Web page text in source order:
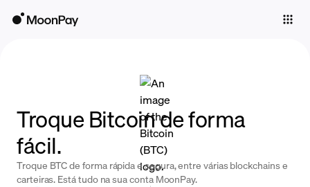
Trade
Company
Troque Bitcoin de forma
fácil.
Troque BTC de forma rápida e segura, entre várias blockchains e
carteiras. Está tudo na sua conta MoonPay.